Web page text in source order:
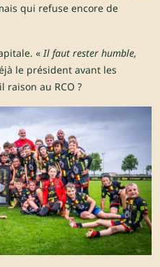
qui refuse encore de
« Il faut rester humble,
le président avant les
au RCO ?